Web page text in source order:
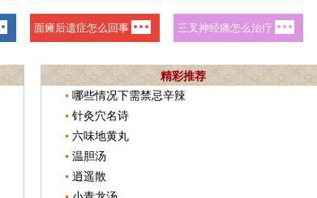
精彩推荐
哪些情况下需禁忌辛辣
针灸穴名诗
六味地黄丸
温胆汤
逍遥散